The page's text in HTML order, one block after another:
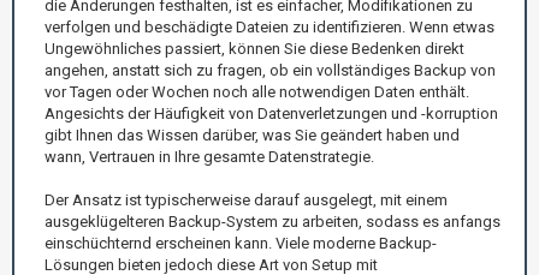
die Änderungen festhalten, ist es einfacher, Modifikationen zu
verfolgen und beschädigte Dateien zu identifizieren. Wenn etwas
Ungewöhnliches passiert, können Sie diese Bedenken direkt
angehen, anstatt sich zu fragen, ob ein vollständiges Backup von
vor Tagen oder Wochen noch alle notwendigen Daten enthält.
Angesichts der Häufigkeit von Datenverletzungen und -korruption
gibt Ihnen das Wissen darüber, was Sie geändert haben und
wann, Vertrauen in Ihre gesamte Datenstrategie.
Der Ansatz ist typischerweise darauf ausgelegt, mit einem
ausgeklügelteren Backup-System zu arbeiten, sodass es anfangs
einschüchternd erscheinen kann. Viele moderne Backup-
Lösungen bieten jedoch diese Art von Setup mit